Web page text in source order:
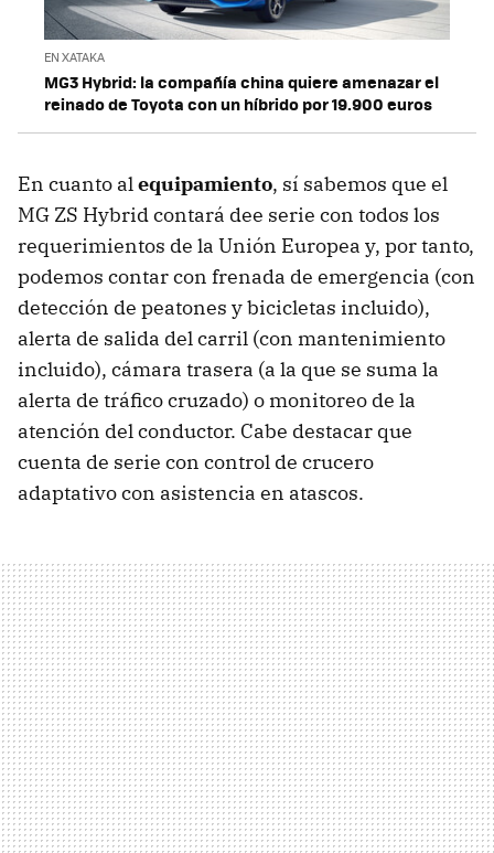
EN XATAKA
MG3 Hybrid: la compañía china quiere amenazar el
reinado de Toyota con un híbrido por 19.900 euros
En cuanto al equipamiento, sí sabemos que el
MG ZS Hybrid contará dee serie con todos los
requerimientos de la Unión Europea y, por tanto,
podemos contar con frenada de emergencia (con
detección de peatones y bicicletas incluido),
alerta de salida del carril (con mantenimiento
incluido), cámara trasera (a la que se suma la
alerta de tráfico cruzado) o monitoreo de la
atención del conductor. Cabe destacar que
cuenta de serie con control de crucero
adaptativo con asistencia en atascos.